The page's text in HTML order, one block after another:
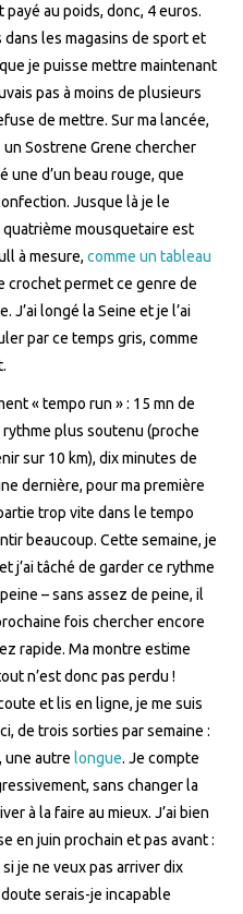
payé au poids, donc, 4 euros.
les magasins de sport et
je puisse mettre maintenant
pas à moins de plusieurs
de mettre. Sur ma lancée,
Sostrene Grene chercher
une d’un beau rouge, que
Jusque là je le
mousquetaire est
à mesure,comme un tableau
crochet permet ce genre de
longé la Seine et je l’ai
par ce temps gris, comme
« tempo run » : 15 mn de
rythme plus soutenu (proche
sur 10 km), dix minutes de
dernière, pour ma première
trop vite dans le tempo
beaucoup. Cette semaine, je
j’ai tâché de garder ce rythme
– sans assez de peine, il
fois chercher encore
rapide. Ma montre estime
n’est donc pas perdu !
et lis en ligne, je me suis
de trois sorties par semaine :
une autrelongue. Je compte
sans changer la
à la faire au mieux. J’ai bien
en juin prochain et pas avant :
je ne veux pas arriver dix
serais-je incapable